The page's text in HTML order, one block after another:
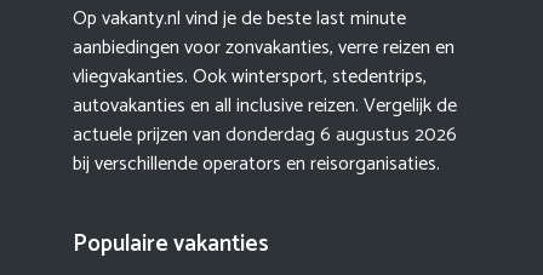
Op vakanty.nl vind je de beste last minute
aanbiedingen voor zonvakanties, verre reizen en
vliegvakanties. Ook wintersport, stedentrips,
autovakanties en all inclusive reizen. Vergelijk de
actuele prijzen vandonderdag 6 augustus 2026
bij verschillende operators en reisorganisaties.
Populaire vakanties